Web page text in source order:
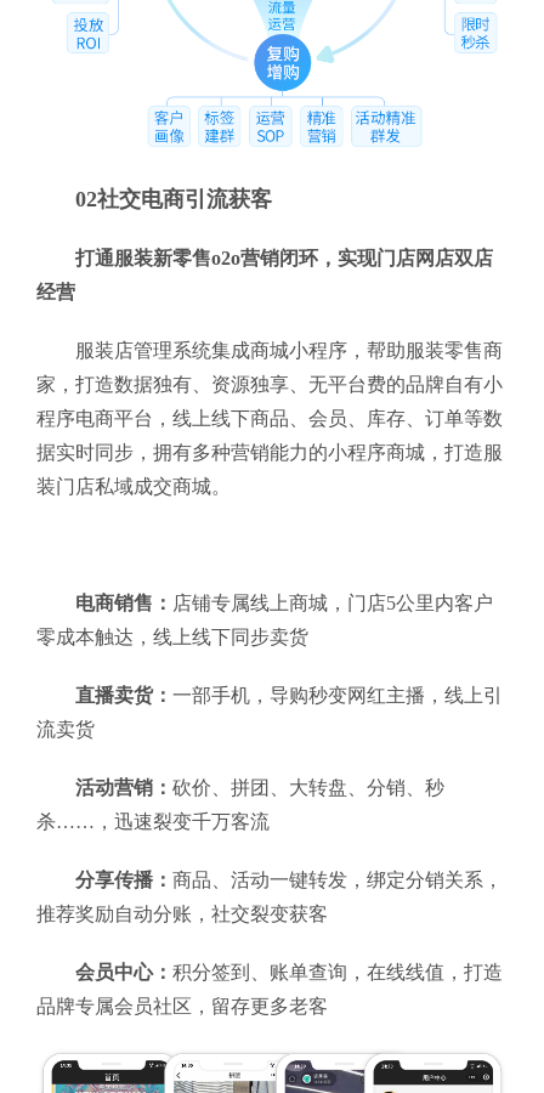
02社交电商引流获客
打通服装新零售o2o营销闭环，实现门店网店双店
经营
服装店管理系统集成商城小程序，帮助服装零售商
家，打造数据独有、资源独享、无平台费的品牌自有小
程序电商平台，线上线下商品、会员、库存、订单等数
据实时同步，拥有多种营销能力的小程序商城，打造服
装门店私域成交商城。
电商销售： 店铺专属线上商城，门店5公里内客户
零成本触达，线上线下同步卖货
直播卖货： 一部手机，导购秒变网红主播，线上引
流卖货
活动营销： 砍价、拼团、大转盘、分销、秒
杀……，迅速裂变千万客流
分享传播： 商品、活动一键转发，绑定分销关系，
推荐奖励自动分账，社交裂变获客
会员中心： 积分签到、账单查询，在线线值，打造
品牌专属会员社区，留存更多老客